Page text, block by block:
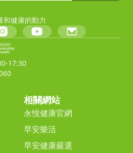
和健康的動力
17:30
相關網站
永悅健康官網
早安樂活
早安健康嚴選